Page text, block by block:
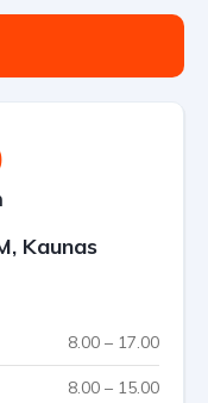
Kaunas
8.00 – 17.00
8.00 – 15.00